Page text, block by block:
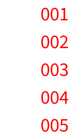
001
002
003
004
005